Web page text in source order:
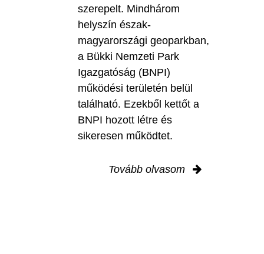
szerepelt. Mindhárom
helyszín észak-
magyarországi geoparkban,
a Bükki Nemzeti Park
Igazgatóság (BNPI)
működési területén belül
található. Ezekből kettőt a
BNPI hozott létre és
sikeresen működtet.
Tovább olvasom